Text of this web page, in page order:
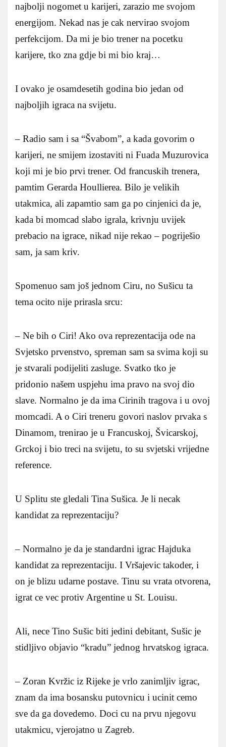
najbolji nogomet u karijeri, zarazio me svojom
energijom. Nekad nas je cak nervirao svojom
perfekcijom. Da mi je bio trener na pocetku
karijere, tko zna gdje bi mi bio kraj…
I ovako je osamdesetih godina bio jedan od
najboljih igraca na svijetu.
– Radio sam i sa “Švabom”, a kada govorim o
karijeri, ne smijem izostaviti ni Fuada Muzurovica
koji mi je bio prvi trener. Od francuskih trenera,
pamtim Gerarda Houllierea. Bilo je velikih
utakmica, ali zapamtio sam ga po cinjenici da je,
kada bi momcad slabo igrala, krivnju uvijek
prebacio na igrace, nikad nije rekao – pogriješio
sam, ja sam kriv.
Spomenuo sam još jednom Ciru, no Sušicu ta
tema ocito nije prirasla srcu:
– Ne bih o Ciri! Ako ova reprezentacija ode na
Svjetsko prvenstvo, spreman sam sa svima koji su
je stvarali podijeliti zasluge. Svatko tko je
pridonio našem uspjehu ima pravo na svoj dio
slave. Normalno je da ima Cirinih tragova i u ovoj
momcadi. A o Ciri treneru govori naslov prvaka s
Dinamom, trenirao je u Francuskoj, Švicarskoj,
Grckoj i bio treci na svijetu, to su svjetski vrijedne
reference.
U Splitu ste gledali Tina Sušica. Je li necak
kandidat za reprezentaciju?
– Normalno je da je standardni igrac Hajduka
kandidat za reprezentaciju. I Vršajevic takoder, i
on je blizu udarne postave. Tinu su vrata otvorena,
igrat ce vec protiv Argentine u St. Louisu.
Ali, nece Tino Sušic biti jedini debitant, Sušic je
stidljivo objavio “kradu” jednog hrvatskog igraca.
– Zoran Kvržic iz Rijeke je vrlo zanimljiv igrac,
znam da ima bosansku putovnicu i ucinit cemo
sve da ga dovedemo. Doci cu na prvu njegovu
utakmicu, vjerojatno u Zagreb.